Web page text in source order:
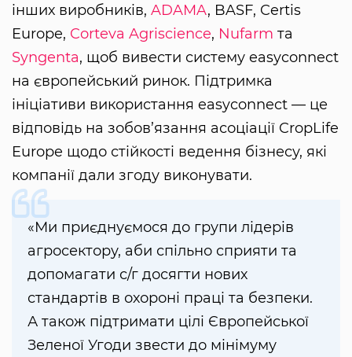
інших виробників, ADAMA, BASF, Certis
Europe, Corteva Agriscience, Nufarm та
Syngenta, щоб вивести систему easyconnect
на європейський ринок. Підтримка
ініціативи використання easyconnect — це
відповідь на зобов’язання асоціації CropLife
Europe щодо стійкості ведення бізнесу, які
компанії дали згоду виконувати.
«Ми приєднуємося до групи лідерів
агросектору, аби спільно сприяти та
допомагати с/г досягти нових
стандартів в охороні праці та безпеки.
А також підтримати цілі Європейської
Зеленої Угоди звести до мінімуму